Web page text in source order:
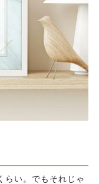
らい。でもそれじゃ